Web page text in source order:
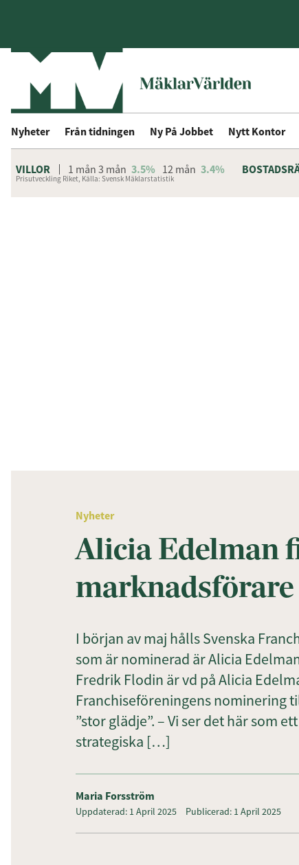
Nyheter Från tidningen Ny På Jobbet Nytt Kontor
VILLOR 1 mån 3 mån 3.5% 12 mån 3.4%
Prisutveckling Riket, Källa: Svensk Mäklarstatistik
Nyheter
Alicia Edelman
marknadsförare
I början av maj hålls Svenska
som är nominerad är Alicia
Fredrik Flodin är vd på Alicia
Franchiseföreningens nominering
”stor glädje”. – Vi ser det här som
strategiska […]
Maria Forsström
Uppdaterad: 1 April 2025 Publicerad: 1 April 2025